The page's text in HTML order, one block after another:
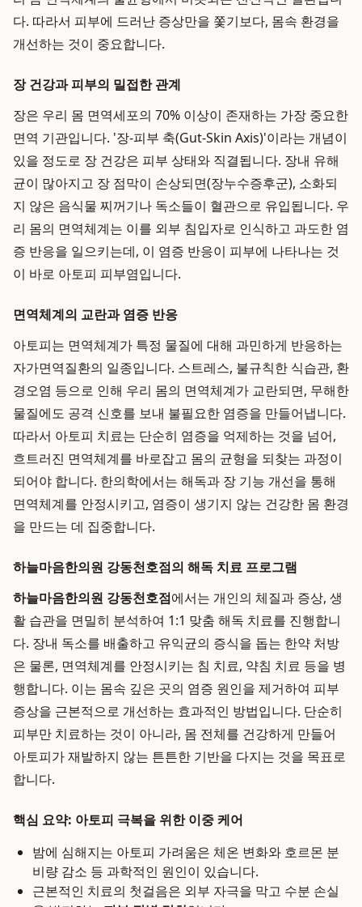
다. 따라서 피부에 드러난 증상만을 쫓기보다, 몸속 환경을
개선하는 것이 중요합니다.
장 건강과 피부의 밀접한 관계
장은 우리 몸 면역세포의 70% 이상이 존재하는 가장 중요한
면역 기관입니다. '장-피부 축(Gut-Skin Axis)'이라는 개념이
있을 정도로 장 건강은 피부 상태와 직결됩니다. 장내 유해
균이 많아지고 장 점막이 손상되면(장누수증후군), 소화되
지 않은 음식물 찌꺼기나 독소들이 혈관으로 유입됩니다. 우
리 몸의 면역체계는 이를 외부 침입자로 인식하고 과도한 염
증 반응을 일으키는데, 이 염증 반응이 피부에 나타나는 것
이 바로 아토피 피부염입니다.
면역체계의 교란과 염증 반응
아토피는 면역체계가 특정 물질에 대해 과민하게 반응하는
자가면역질환의 일종입니다. 스트레스, 불규칙한 식습관, 환
경오염 등으로 인해 우리 몸의 면역체계가 교란되면, 무해한
물질에도 공격 신호를 보내 불필요한 염증을 만들어냅니다.
따라서 아토피 치료는 단순히 염증을 억제하는 것을 넘어,
흐트러진 면역체계를 바로잡고 몸의 균형을 되찾는 과정이
되어야 합니다. 한의학에서는 해독과 장 기능 개선을 통해
면역체계를 안정시키고, 염증이 생기지 않는 건강한 몸 환경
을 만드는 데 집중합니다.
하늘마음한의원 강동천호점의 해독 치료 프로그램
하늘마음한의원 강동천호점에서는 개인의 체질과 증상, 생
활 습관을 면밀히 분석하여 1:1 맞춤 해독 치료를 진행합니
다. 장내 독소를 배출하고 유익균의 증식을 돕는 한약 처방
은 물론, 면역체계를 안정시키는 침 치료, 약침 치료 등을 병
행합니다. 이는 몸속 깊은 곳의 염증 원인을 제거하여 피부
증상을 근본적으로 개선하는 효과적인 방법입니다. 단순히
피부만 치료하는 것이 아니라, 몸 전체를 건강하게 만들어
아토피가 재발하지 않는 튼튼한 기반을 다지는 것을 목표로
합니다.
핵심 요약: 아토피 극복을 위한 이중 케어
밤에 심해지는 아토피 가려움은 체온 변화와 호르몬 분
비량 감소 등 과학적인 원인이 있습니다.
근본적인 치료의 첫걸음은 외부 자극을 막고 수분 손실